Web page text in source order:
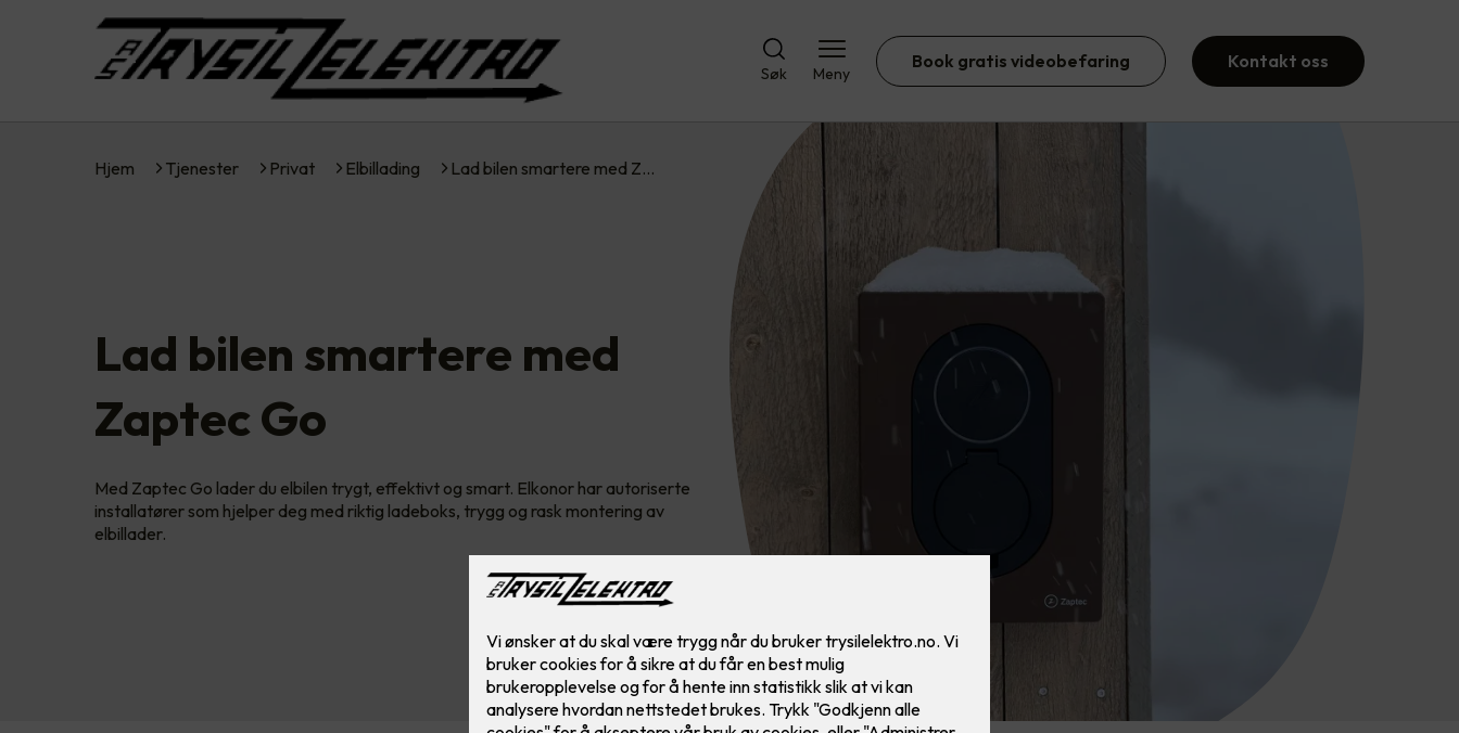
Søk Meny
Book gratis videobefaring Kontakt oss
Hjem Tjenester Privat Elbillading Lad bilen smartere med Z…
Lad bilen smartere med
Zaptec Go
Med Zaptec Go lader du elbilen trygt, effektivt og smart. Elkonor har autoriserte
installatører som hjelper deg med riktig ladeboks, trygg og rask montering av
elbillader.